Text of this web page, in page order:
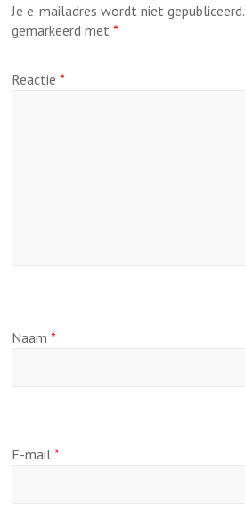
Je e-mailadres wordt niet gepubliceerd.
gemarkeerd met*
Reactie*
Naam*
E-mail*